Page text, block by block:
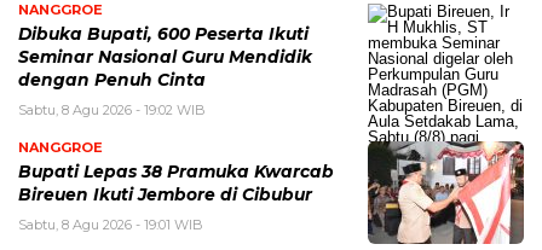
NANGGROE
Dibuka Bupati, 600 Peserta Ikuti
Seminar Nasional Guru Mendidik
dengan Penuh Cinta
Sabtu, 8 Agu 2026 - 19:02 WIB
NANGGROE
Bupati Lepas 38 Pramuka Kwarcab
Bireuen Ikuti Jembore di Cibubur
Sabtu, 8 Agu 2026 - 19:01 WIB